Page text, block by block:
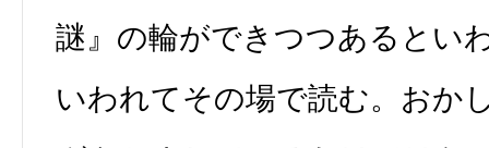
謎』の輪ができつつあるとい
いわれてその場で読む。おか